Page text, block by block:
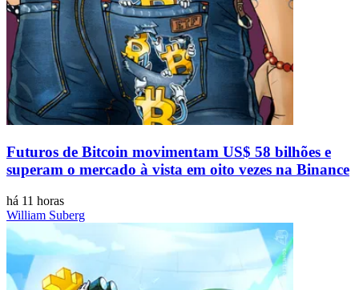
Futuros de Bitcoin movimentam US$ 58 bilhões e
superam o mercado à vista em oito vezes na Binance
há 11 horas
William Suberg